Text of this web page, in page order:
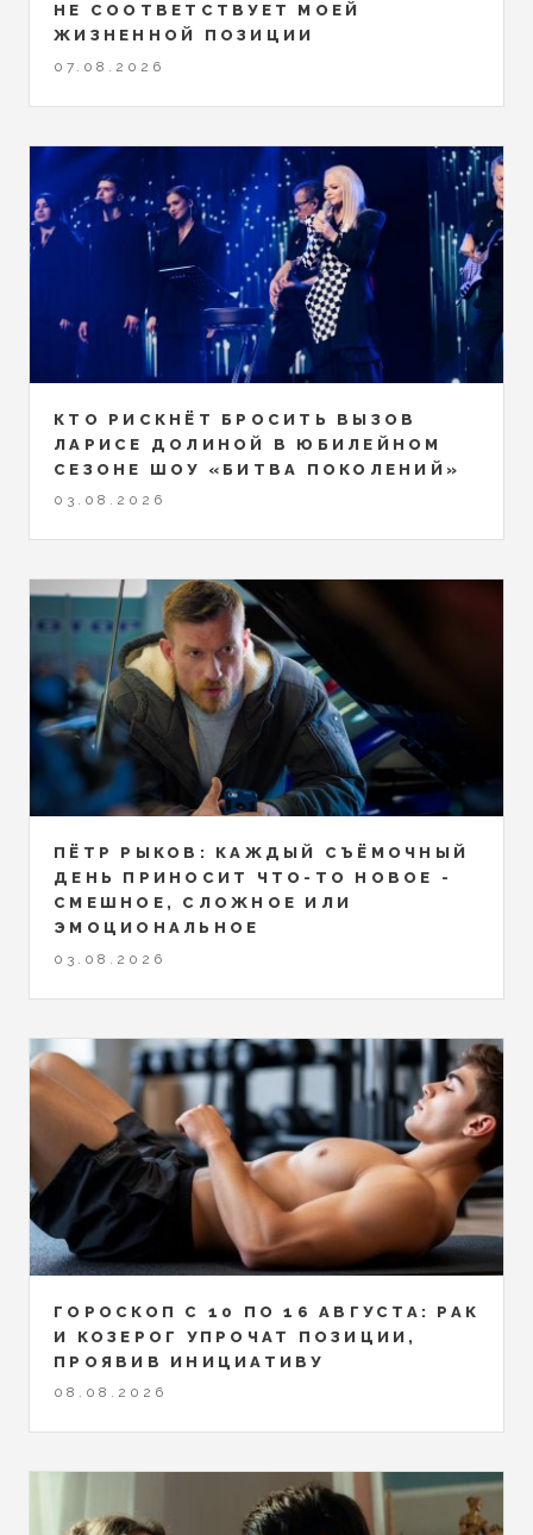
НЕ СООТВЕТСТВУЕТ МОЕЙ
ЖИЗНЕННОЙ ПОЗИЦИИ
07.08.2026
КТО РИСКНЁТ БРОСИТЬ ВЫЗОВ
ЛАРИСЕ ДОЛИНОЙ В ЮБИЛЕЙНОМ
СЕЗОНЕ ШОУ «БИТВА ПОКОЛЕНИЙ»
03.08.2026
ПЁТР РЫКОВ: КАЖДЫЙ СЪЁМОЧНЫЙ
ДЕНЬ ПРИНОСИТ ЧТО-ТО НОВОЕ -
СМЕШНОЕ, СЛОЖНОЕ ИЛИ
ЭМОЦИОНАЛЬНОЕ
03.08.2026
ГОРОСКОП С 10 ПО 16 АВГУСТА: РАК
И КОЗЕРОГ УПРОЧАТ ПОЗИЦИИ,
ПРОЯВИВ ИНИЦИАТИВУ
08.08.2026